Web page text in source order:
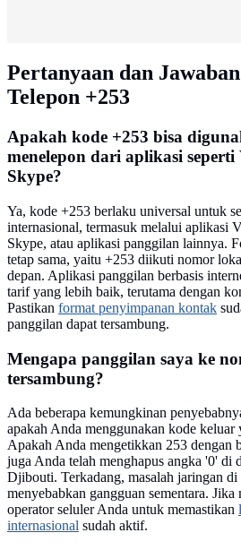
Pertanyaan dan
Telepon +253
Apakah kode +253 bisa
menelepon dari aplikasi
Skype?
Ya, kode +253 berlaku universal untuk
internasional, termasuk melalui aplikasi
Skype, atau aplikasi panggilan lainnya.
tetap sama, yaitu +253 diikuti nomor
depan. Aplikasi panggilan berbasis
tarif yang lebih baik, terutama dengan
Pastikan format penyimpanan kontak
panggilan dapat tersambung.
Mengapa panggilan saya ke
tersambung?
Ada beberapa kemungkinan
apakah Anda menggunakan kode keluar
Apakah Anda mengetikkan 253 dengan
juga Anda telah menghapus angka '0' di
Djibouti. Terkadang, masalah jaringan
menyebabkan gangguan sementara.
operator seluler Anda untuk memastikan
internasional sudah aktif.